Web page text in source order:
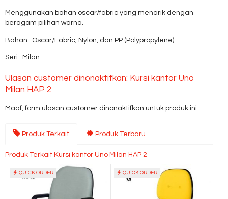
Menggunakan bahan oscar/fabric yang menarik dengan
beragam pilihan warna.
Bahan : Oscar/Fabric, Nylon, dan PP (Polypropylene)
Seri : Milan
Ulasan customer dinonaktifkan: Kursi kantor Uno
Milan HAP 2
Maaf, form ulasan customer dinonaktifkan untuk produk ini
Produk Terkait Produk Terbaru
Produk Terkait Kursi kantor Uno Milan HAP 2
QUICK ORDER QUICK ORDER